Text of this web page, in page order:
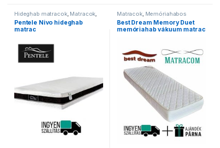
Hideghab matracok, Matracok
Ortopéd matracok Pentele
matracok,Szivacs matracok
Pentele Nivo hideghab
matrac
Matracok, Memóriahabos
matracok, Ortopéd matracok
Szivacs matracok,Vákuum
matracok
Best Dream Memory Duet
memóriahab vákuum matrac